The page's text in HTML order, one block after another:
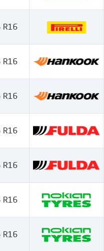
R16
R16
R16
R16
R16
R16
R16